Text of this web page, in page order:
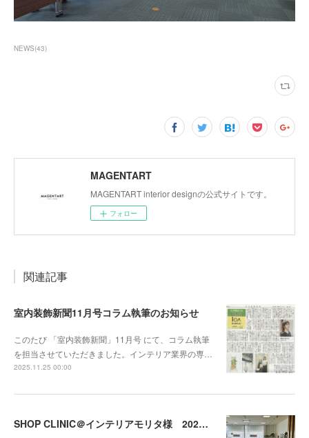
NEWS(43)
MAGENTART
MAGENTART interior designの公式サイトです。
フォロー
関連記事
室内装飾新聞11月号コラム執筆のお知らせ
このたび 「室内装飾新聞」11月号 にて、コラム執筆
を担当させていただきました。インテリア業界の専…
2025.11.25 00:00
SHOP CLINIC＠インテリアモリタ様 2025/9/11